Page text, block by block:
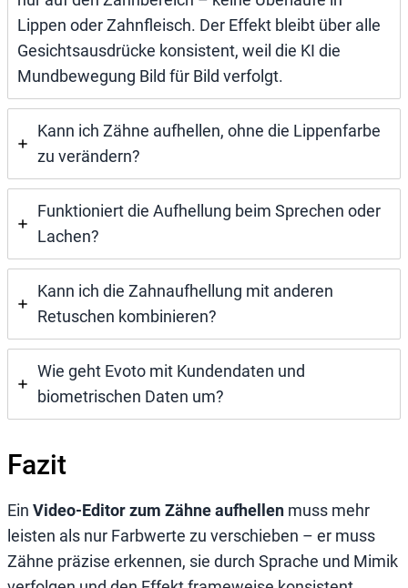
Lippen oder Zahnfleisch. Der Effekt bleibt über alle
Gesichtsausdrücke konsistent, weil die KI die
Mundbewegung Bild für Bild verfolgt.
Kann ich Zähne aufhellen, ohne die Lippenfarbe
zu verändern?
Funktioniert die Aufhellung beim Sprechen oder
Lachen?
Kann ich die Zahnaufhellung mit anderen
Retuschen kombinieren?
Wie geht Evoto mit Kundendaten und
biometrischen Daten um?
Fazit
Ein Video-Editor zum Zähne aufhellen muss mehr
leisten als nur Farbwerte zu verschieben – er muss
Zähne präzise erkennen, sie durch Sprache und Mimik